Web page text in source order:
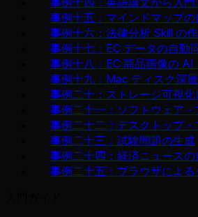
事例十五：マインドマップ
事例十六：法律分析 Skill の
事例十七：EC データの自動
事例十八：EC 商品画像の AI
事例十九：Mac ディスク深
事例二十：ストレージ可視化
事例二十一：ソフトウェア
事例二十二：デスクトップ
事例二十三：試験問題の生成
事例二十四：経済ニュース
事例二十五：ブラウザによ